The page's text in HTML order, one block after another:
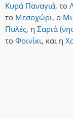
Κυρά Παναγιά, το
το Μεσοχώρι, ο
Πυλές, η Σαριά
το Φοινίκι, και η